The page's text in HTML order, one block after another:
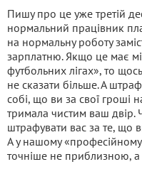
Пишу про це уже третій
нормальний працівник
на нормальну роботу
зарплатню. Якщо це має
футбольних лігах», то
не сказати більше. А
собі, що ви за свої
тримала чистим ваш
штрафувати вас за те, що
А у нашому
точніше не приблизною, а